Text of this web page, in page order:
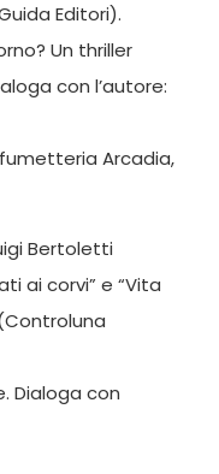
Editori).
Un thriller
con l’autore:
Arcadia,
Bertoletti
ai corvi” e “Vita
Dialoga con